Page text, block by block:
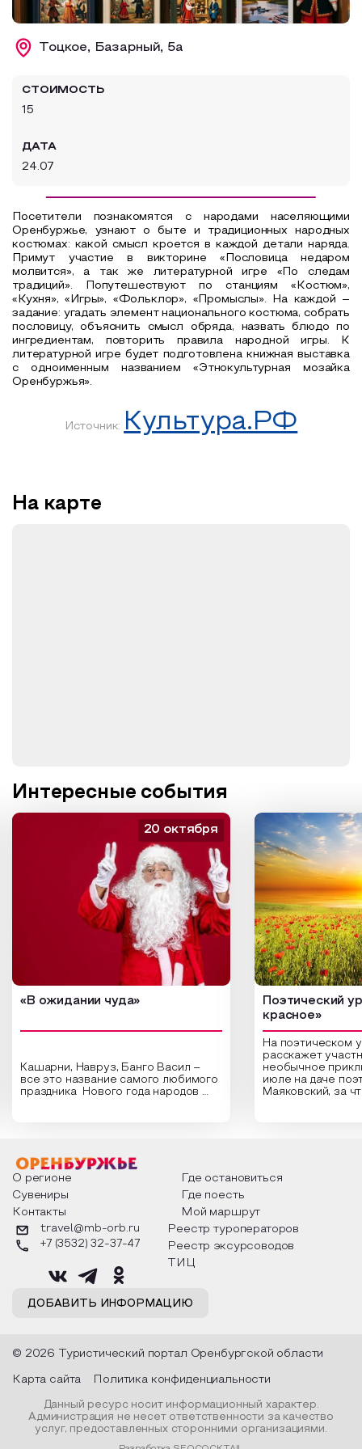
Образовательный туризм
Аттестованные экскурсоводы
Все маршруты
Тоцкое, Базарный, 5а
СТОИМОСТЬ
15
ДАТА
24.07
Посетители познакомятся с народами населяющими
Оренбуржье, узнают о быте и традиционных народных
костюмах: какой смысл кроется в каждой детали наряда.
Примут участие в викторине «Пословица недаром
молвится», а так же литературной игре «По следам
традиций». Попутешествуют по станциям «Костюм»,
«Кухня», «Игры», «Фольклор», «Промыслы». На каждой –
задание: угадать элемент национального костюма, собрать
пословицу, объяснить смысл обряда, назвать блюдо по
ингредиентам, повторить правила народной игры.
К
литературной игре будет подготовлена книжная выставка
с одноименным названием «Этнокультурная мозайка
Оренбуржья».
Источник: Культура.РФ
На карте
Интересные события
«В ожидании чуда»
Кашарни, Навруз, Банго Васил –
все это название самого любимого
праздника Нового года народов
о том, как встречают новый год в
разных уголках страны, какие
обряды совершают на удачу и
благополучие, в чем схожи и
различаются традиции. Кто такой
Дед Мороз и откуда он пришел, как
его называют в разных уголках
страны и как появились елочные
20 октября
Поэтический
красное»
На поэтическом
расскажет
необычное
июле на даче
Маяковский, за
Твардовского и
каждой строчке
восхищение
яркому времени
О регионе
Где остановиться
Сувениры
Где поесть
Контакты
Мой маршрут
ДОБАВИТЬ ИНФОРМАЦИЮ
travel@mb-orb.ru
+7 (3532) 32-37-47
Реестр туроператоров
Реестр эксурсоводов
ТИЦ
© 2026 Туристический портал Оренбургской области
Карта сайта Политика конфиденциальности
Данный ресурс носит информационный характер.
Администрация не несет ответственности за качество
услуг, предоставленных сторонними организациями.